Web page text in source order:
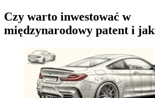
Czy warto inwestować w
międzynarodowy patent i